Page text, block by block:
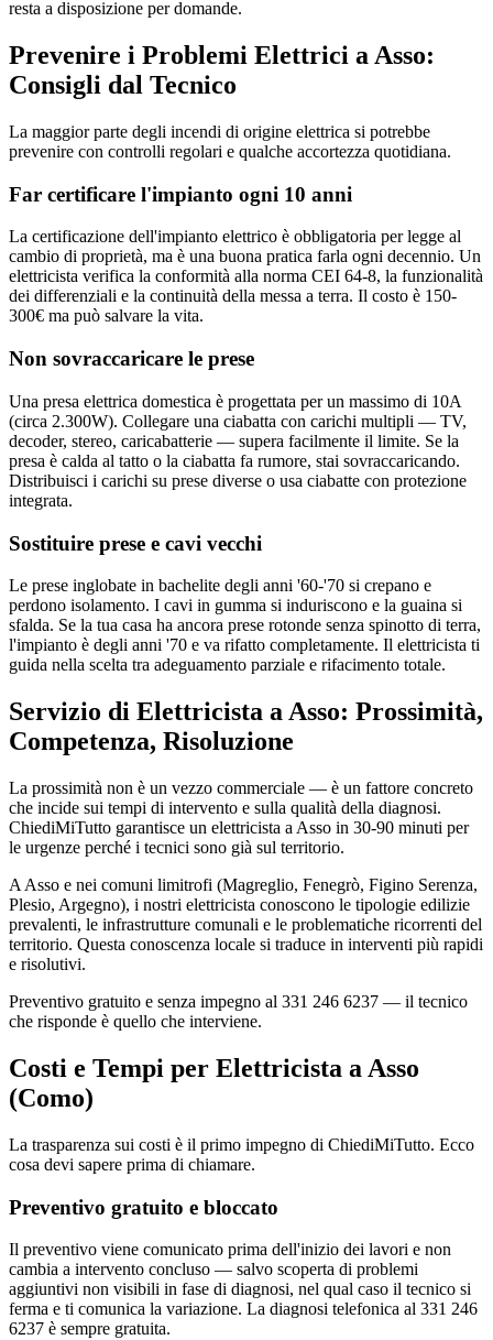
resta a disposizione per domande.
Prevenire i Problemi Elettrici a Asso:
Consigli dal Tecnico
La maggior parte degli incendi di origine elettrica si potrebbe
prevenire con controlli regolari e qualche accortezza quotidiana.
Far certificare l'impianto ogni 10 anni
La certificazione dell'impianto elettrico è obbligatoria per legge al
cambio di proprietà, ma è una buona pratica farla ogni decennio. Un
elettricista verifica la conformità alla norma CEI 64-8, la funzionalità
dei differenziali e la continuità della messa a terra. Il costo è 150-
300€ ma può salvare la vita.
Non sovraccaricare le prese
Una presa elettrica domestica è progettata per un massimo di 10A
(circa 2.300W). Collegare una ciabatta con carichi multipli — TV,
decoder, stereo, caricabatterie — supera facilmente il limite. Se la
presa è calda al tatto o la ciabatta fa rumore, stai sovraccaricando.
Distribuisci i carichi su prese diverse o usa ciabatte con protezione
integrata.
Sostituire prese e cavi vecchi
Le prese inglobate in bachelite degli anni '60-'70 si crepano e
perdono isolamento. I cavi in gumma si induriscono e la guaina si
sfalda. Se la tua casa ha ancora prese rotonde senza spinotto di terra,
l'impianto è degli anni '70 e va rifatto completamente. Il elettricista ti
guida nella scelta tra adeguamento parziale e rifacimento totale.
Servizio di Elettricista a Asso: Prossimità,
Competenza, Risoluzione
La prossimità non è un vezzo commerciale — è un fattore concreto
che incide sui tempi di intervento e sulla qualità della diagnosi.
ChiediMiTutto garantisce un elettricista a Asso in 30-90 minuti per
le urgenze perché i tecnici sono già sul territorio.
A Asso e nei comuni limitrofi (Magreglio, Fenegrò, Figino Serenza,
Plesio, Argegno), i nostri elettricista conoscono le tipologie edilizie
prevalenti, le infrastrutture comunali e le problematiche ricorrenti del
territorio. Questa conoscenza locale si traduce in interventi più rapidi
e risolutivi.
Preventivo gratuito e senza impegno al 331 246 6237 — il tecnico
che risponde è quello che interviene.
Costi e Tempi per Elettricista a Asso
(Como)
La trasparenza sui costi è il primo impegno di ChiediMiTutto. Ecco
cosa devi sapere prima di chiamare.
Preventivo gratuito e bloccato
Il preventivo viene comunicato prima dell'inizio dei lavori e non
cambia a intervento concluso — salvo scoperta di problemi
aggiuntivi non visibili in fase di diagnosi, nel qual caso il tecnico si
ferma e ti comunica la variazione. La diagnosi telefonica al 331 246
6237 è sempre gratuita.